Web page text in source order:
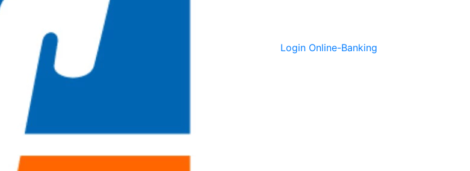
Login Online-Banking